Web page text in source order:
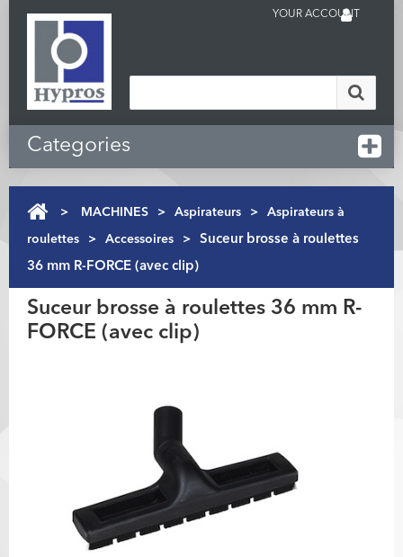
YOUR ACCOUNT
Categories
> MACHINES > Aspirateurs > Aspirateurs à
roulettes > Accessoires >
Suceur brosse à roulettes
36 mm R-FORCE (avec clip)
Suceur brosse à roulettes 36 mm R-
FORCE (avec clip)